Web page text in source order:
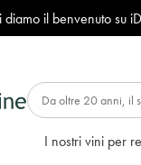
diamo il benvenuto su
I nostri vini per